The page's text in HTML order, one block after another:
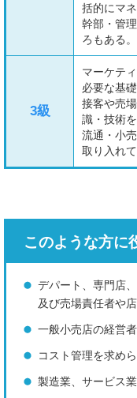
括的にマ
幹部・管
ろもある。
3級
マーケテ
必要な基
接客や売
識・技術
流通・小
取り入れ
このような方に
デパート、専門店
及び売場責任者や
一般小売店の経営
コスト管理を求め
製造業、サービス